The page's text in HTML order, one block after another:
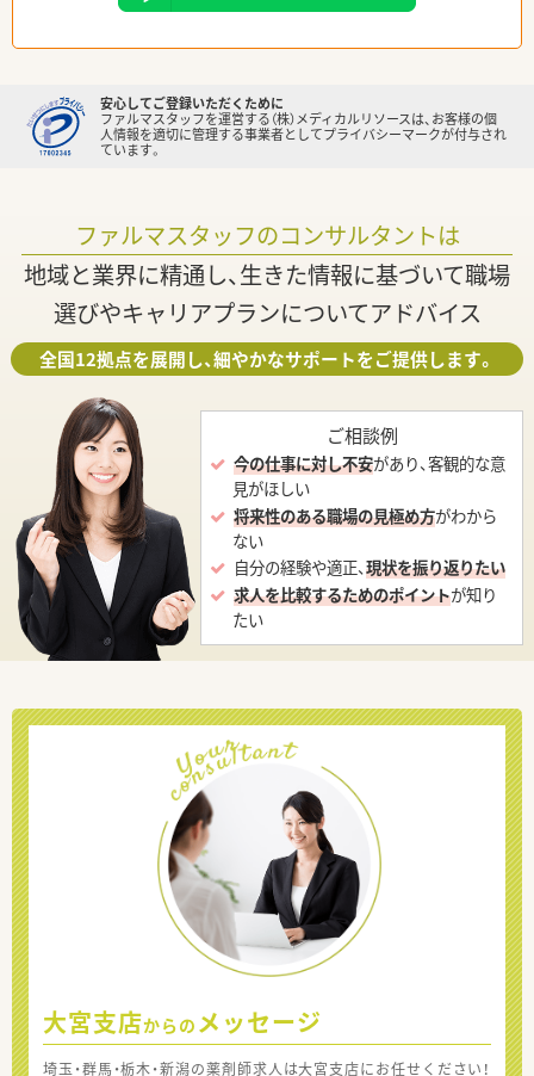
安心してご登録いただくために
ファルマスタッフを運営する（株）メディカルリソースは、お客様の個
人情報を適切に管理する事業者としてプライバシーマークが付与され
ています。
ファルマスタッフのコンサルタントは
地域と業界に精通し、生きた情報に基づいて職場
選びやキャリアプランについてアドバイス
全国12拠点を展開し、細やかなサポートをご提供します。
ご相談例
今の仕事に対し不安があり、客観的な意
見がほしい
将来性のある職場の見極め方がわから
ない
自分の経験や適正、現状を振り返りたい
求人を比較するためのポイントが知り
たい
大宮支店からの メッセージ
埼玉・群馬・栃木・新潟の薬剤師求人は大宮支店にお任せください！